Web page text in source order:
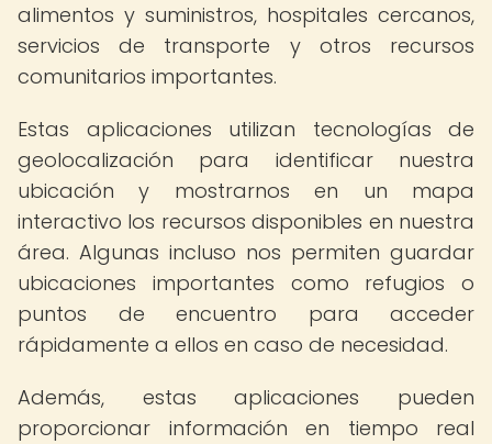
alimentos y suministros, hospitales cercanos,
servicios de transporte y otros recursos
comunitarios importantes.
Estas aplicaciones utilizan tecnologías de
geolocalización para identificar nuestra
ubicación y mostrarnos en un mapa
interactivo los recursos disponibles en nuestra
área. Algunas incluso nos permiten guardar
ubicaciones importantes como refugios o
puntos de encuentro para acceder
rápidamente a ellos en caso de necesidad.
Además, estas aplicaciones pueden
proporcionar información en tiempo real